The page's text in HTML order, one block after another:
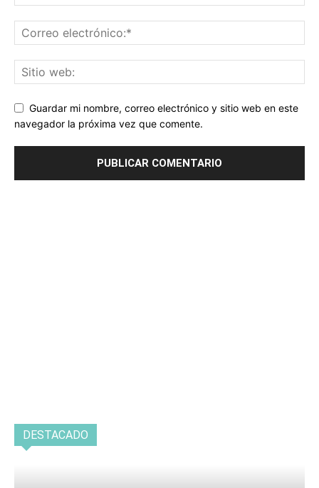
Guardar mi nombre, correo electrónico y sitio web en este
navegador la próxima vez que comente.
DESTACADO